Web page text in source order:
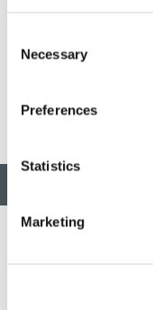
Selection
Necessary
Preferences
Statistics
Marketing
팅 및 캡슐화제, 엣
을 포함하는 다이맥
화 시스템을 개발하여